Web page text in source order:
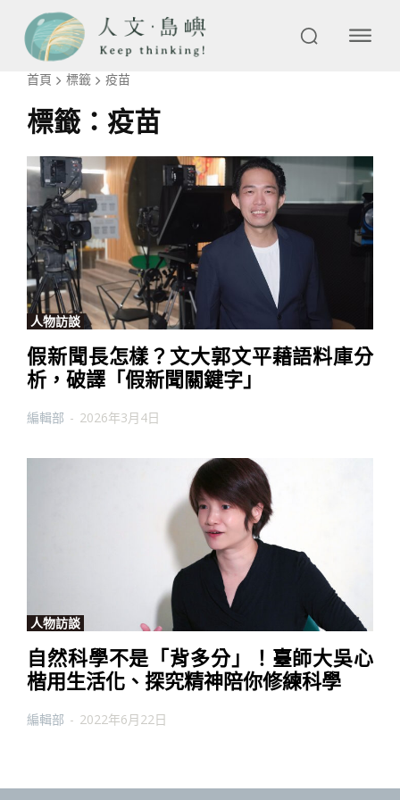
首頁 標籤 疫苗
標籤： 疫苗
人物訪談
假新聞長怎樣？文大郭文平藉語料庫分
析，破譯「假新聞關鍵字」
編輯部 - 2026年3月4日
人物訪談
自然科學不是「背多分」！臺師大吳心
楷用生活化、探究精神陪你修練科學
編輯部 - 2022年6月22日